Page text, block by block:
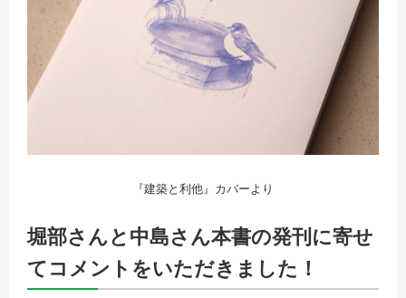
『建築と利他』カバーより
堀部さんと中島さん本書の発刊に寄せ
てコメントをいただきました！